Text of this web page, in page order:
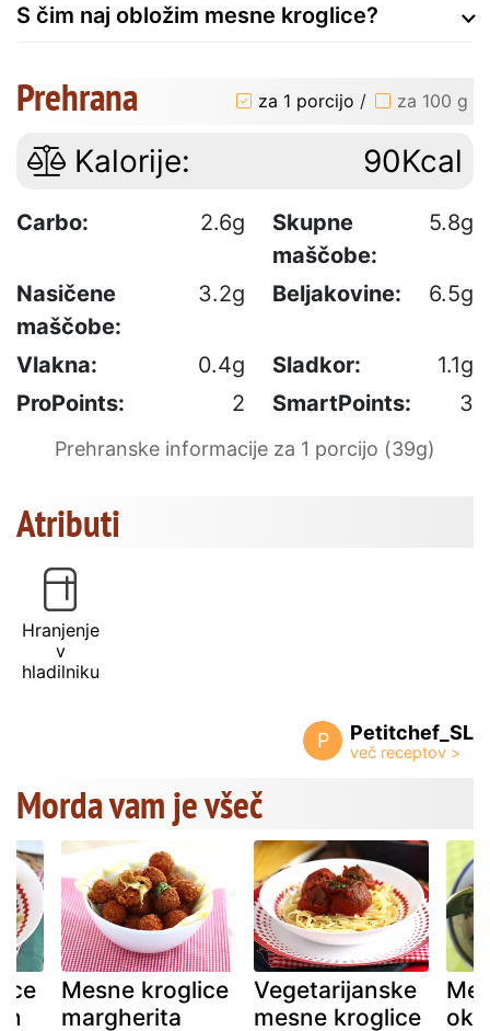
S čim naj obložim mesne kroglice?
Prehrana za 1 porcijo / za 100 g
Kalorije: 90Kcal
Carbo: 2.6g
Skupne
maščobe:
5.8g
Nasičene
maščobe:
3.2g Beljakovine: 6.5g
Vlakna: 0.4g Sladkor:
1.1g
ProPoints:
2 SmartPoints: 3
Prehranske informacije za 1 porcijo (39g)
Atributi
Hranjenje
v
hladilniku
P Petitchef_SL
Morda vam je všeč
Mesne kroglice
margherita
Vegetarijanske
mesne kroglice